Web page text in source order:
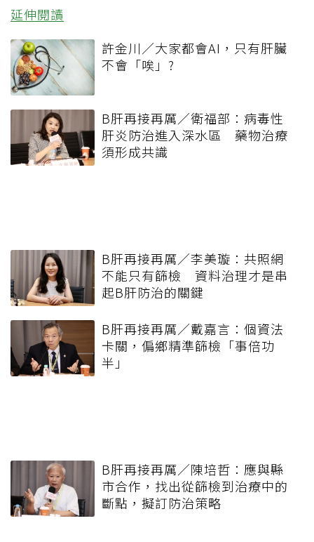
延伸閱讀
許金川／大家都會AI，只有肝臟
不會「唉」?
B肝再接再厲／衛福部：病毒性
肝炎防治進入深水區 藥物治療
須形成共識
B肝再接再厲／李美璇：共照網
不能只有篩檢 資料治理才是串
起B肝防治的關鍵
B肝再接再厲／戴嘉言：個資法
卡關，偏鄉精準篩檢「事倍功
半」
B肝再接再厲／陳培哲：應與縣
市合作，找出從篩檢到治療中的
斷點，擬訂防治策略